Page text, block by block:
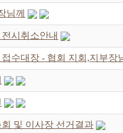
님께
시취소안내
수대장 - 협회 지회,지부장
및 이사장 선거결과